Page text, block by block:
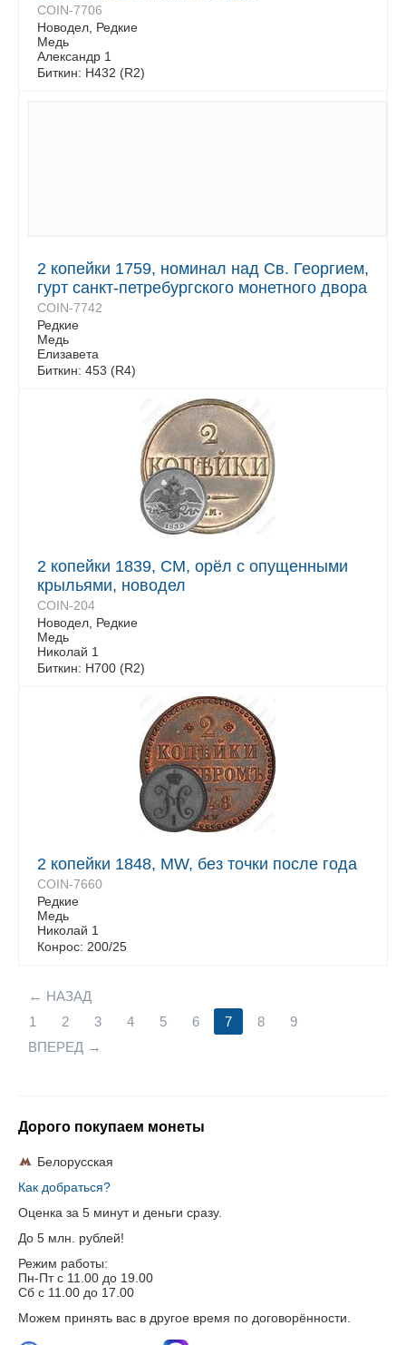
COIN-7706
Новодел, Редкие
Медь
Александр 1
Биткин: H432 (R2)
2 копейки 1759, номинал над Св. Георгием,
гурт санкт-петребургского монетного двора
COIN-7742
Редкие
Медь
Елизавета
Биткин: 453 (R4)
2 копейки 1839, СМ, орёл с опущенными
крыльями, новодел
COIN-204
Новодел, Редкие
Медь
Николай 1
Биткин: Н700 (R2)
2 копейки 1848, MW, без точки после года
COIN-7660
Редкие
Медь
Николай 1
Конрос: 200/25
НАЗАД
1
2 3 4 5 6 7 8
9
ВПЕРЕД
Дорого покупаем монеты
Белорусская
Как добраться?
Оценка за 5 минут и деньги сразу.
До 5 млн. рублей!
Режим работы:
Пн-Пт c 11.00 до 19.00
Сб с 11.00 до 17.00
Можем принять вас в другое время по договорённости.